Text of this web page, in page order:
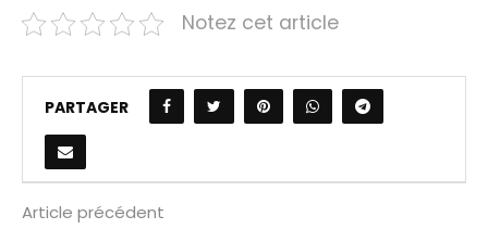
Notez cet article
PARTAGER
Article précédent